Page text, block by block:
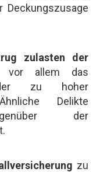
zulasten der
allem das
zu hoher
Delikte
der
zu